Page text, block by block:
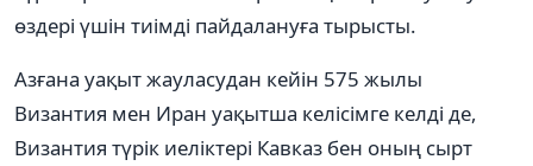
өздері үшін тиімді пайдалануға тырысты.
Азғана уақыт жауласудан кейін 575 жылы
Византия мен Иран уақытша келісімге келді де,
Византия түрік иеліктері Кавказ бен оның сырт